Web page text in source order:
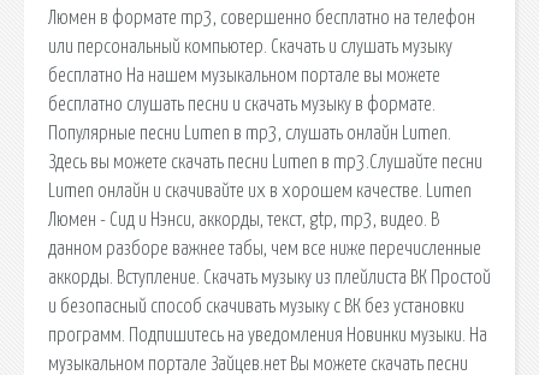
Люмен в формате mp3, совершенно бесплатно на телефон
или персональный компьютер. Скачать и слушать музыку
бесплатно На нашем музыкальном портале вы можете
бесплатно слушать песни и скачать музыку в формате.
Популярные песни Lumen в mp3, слушать онлайн Lumen.
Здесь вы можете скачать песни Lumen в mp3.Слушайте песни
Lumen онлайн и скачивайте их в хорошем качестве. Lumen
Люмен - Сид и Нэнси, аккорды, текст, gtp, mp3, видео. В
данном разборе важнее табы, чем все ниже перечисленные
аккорды. Вступление. Скачать музыку из плейлиста ВК Простой
и безопасный способ скачивать музыку с ВК без установки
программ. Подпишитесь на уведомления Новинки музыки. На
музыкальном портале Зайцев.нет Вы можете скачать песни